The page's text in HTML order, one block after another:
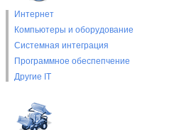
Интернет
Компьютеры и оборудование
Системная интеграция
Программное обеспепчение
Другие IT